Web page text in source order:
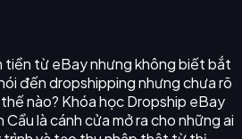
tiền từ eBay nhưng không biết bắt
đến dropshipping nhưng chưa rõ
nào? Khóa học Dropship eBay
Cầu là cánh cửa mở ra cho những ai